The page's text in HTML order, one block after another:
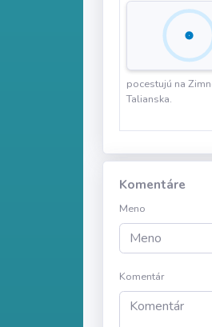
pocestujú na
Talianska.
Komentáre
Meno
Komentár